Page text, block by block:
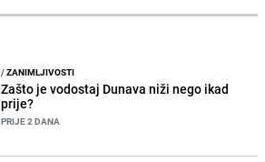
/ZANIMLJIVOSTI
Zašto je vodostaj Dunava niži nego ikad
prije?
PRIJE 2 DANA